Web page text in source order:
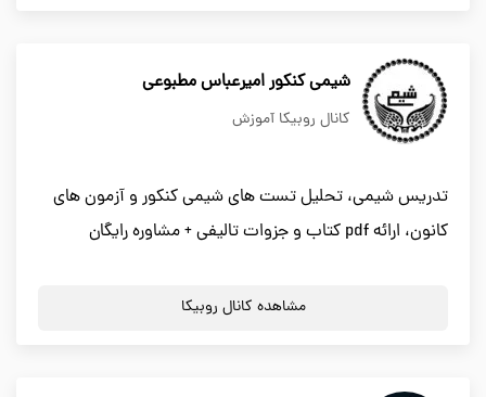
شیمی کنکور امیرعباس مطبوعی
کانال روبیکا آموزش
تدریس شیمی، تحلیل تست های شیمی کنکور و آزمون های
کانون، ارائه pdf کتاب و جزوات تالیفی + مشاوره رایگان
مشاهده کانال روبیکا